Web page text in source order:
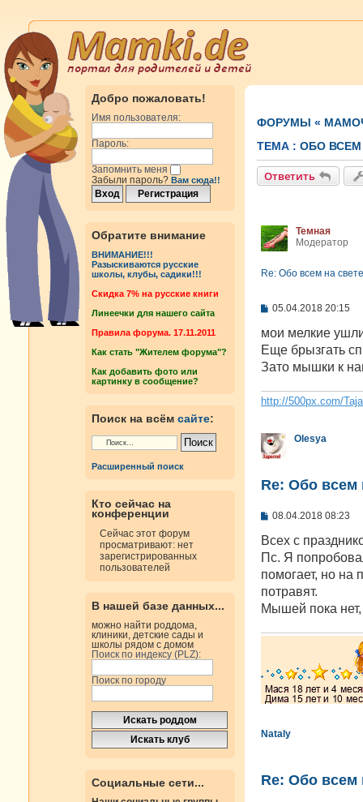
Добро пожаловать!
Имя пользователя:
Пароль:
Запомнить меня
Забыли пароль? Вам сюда!!
Обратите внимание
ВНИМАНИЕ!!!
Разыскиваются русские
школы, клубы, садики!!!
Cкидка 7% на русские книги
Линеечки для нашего сайта
Правила форума. 17.11.2011
Как стать "Жителем форума"?
Как добавить фото или
картинку в сообщение?
Поиск на всём сайте:
Расширенный поиск
Кто сейчас на
конференции
Сейчас этот форум
просматривают: нет
зарегистрированных
пользователей
В нашей базе данных...
можно найти роддома,
клиники, детские сады и
школы рядом с домом
Поиск по индексу (PLZ):
Поиск по городу
Социальные сети...
ФОРУМЫ «
ТЕМА : OБО ВСЕМ
Ответить
Темная
Модератор
Re: Oбо всем на
С
о
щ
е
е
05.04.2018 20:15
мои мелкие
Еще брызгать
Зато мышки к
http://500px.com/
Olesya
Re: Oбо всем
С
о
щ
е
и
е
08.04.2018 08:23
Всех с
Пс. Я
помогает, но на
потравят.
Мышей пока
Nataly
Re: Oбо всем